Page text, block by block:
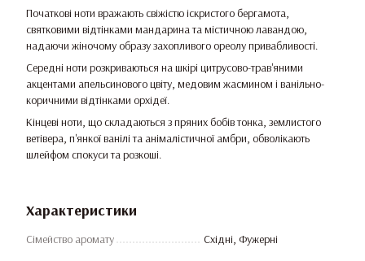
Початкові ноти вражають свіжістю іскристого бергамота,
святковими відтінками мандарина та містичною лавандою,
надаючи жіночому образу захопливого ореолу привабливості.
Середні ноти розкриваються на шкірі цитрусово-трав'яними
акцентами апельсинового цвіту, медовим жасмином і ванільно-
коричними відтінками орхідеї.
Кінцеві ноти, що складаються з пряних бобів тонка, землистого
ветівера, п'янкої ванілі та анімалістичної амбри, обволікають
шлейфом спокуси та розкоші.
Характеристики
Сімейство аромату Східні, Фужерні